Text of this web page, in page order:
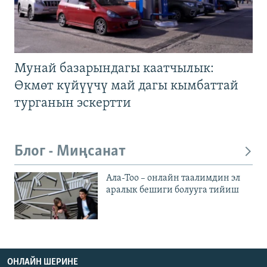
Мунай базарындагы каатчылык:
Өкмөт күйүүчү май дагы кымбаттай
турганын эскертти
Блог - Миңсанат
Ала-Тоо – онлайн таалимдин эл
аралык бешиги болууга тийиш
ОНЛАЙН ШЕРИНЕ